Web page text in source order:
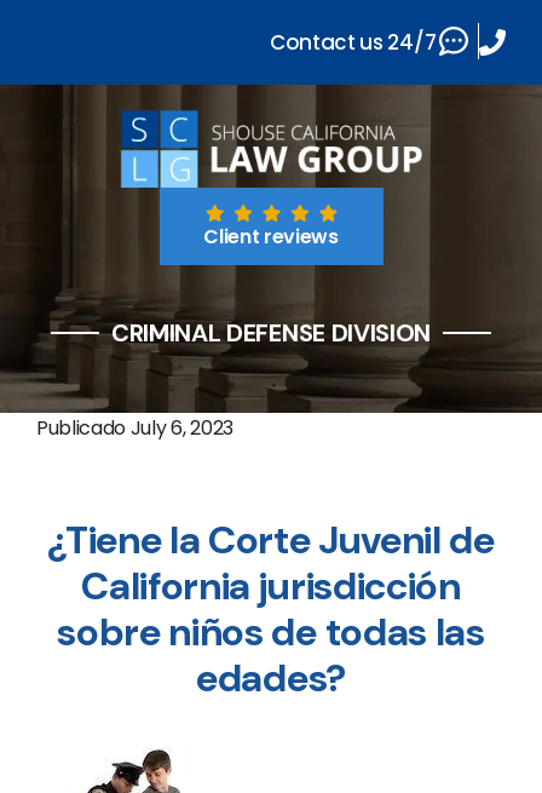
Client reviews
CRIMINAL DEFENSE DIVISION
PublicadoJuly 6, 2023
¿Tiene la Corte Juvenil de
California jurisdicción
sobre niños de todas las
edades?
Contact us 24/7